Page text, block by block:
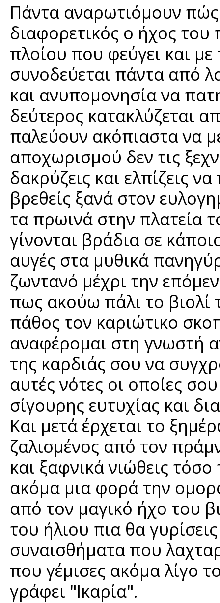
Πάντα αναρωτιόμουν πώς
διαφορετικός ο ήχος του
πλοίου που φεύγει και
συνοδεύεται πάντα από
και ανυπομονησία να
δεύτερος κατακλύζεται
παλεύουν ακόπιαστα να
αποχωρισμού δεν τις
δακρύζεις και ελπίζεις
βρεθείς ξανά στον
τα πρωινά στην πλατεία
γίνονται βράδια σε
αυγές στα μυθικά
ζωντανό μέχρι την
πως ακούω πάλι το βιολί
πάθος τον καριώτικο
αναφέρομαι στη γνωστή
της καρδιάς σου να
αυτές νότες οι οποίες
σίγουρης ευτυχίας και
Και μετά έρχεται το
ζαλισμένος από τον
και ξαφνικά νιώθεις
ακόμα μια φορά την
από τον μαγικό ήχο του
του ήλιου πια θα
συναισθήματα που
που γέμισες ακόμα λίγο
γράφει "Ικαρία".